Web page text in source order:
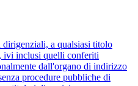
dirigenziali, a qualsiasi titolo
ivi inclusi quelli conferiti
dall'organo di indirizzo
procedure pubbliche di